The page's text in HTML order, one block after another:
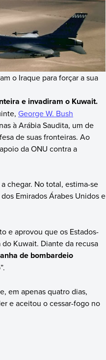
o Iraque para forçar a sua
e invadiram o Kuwait.
George W. Bush
à Arábia Saudita, um de
de suas fronteiras. Ao
da ONU contra a
chegar. No total, estima-se
Emirados Árabes Unidos e
e aprovou que os Estados-
do Kuwait. Diante da recusa
de bombardeio
em apenas quatro dias,
e aceitou o cessar-fogo no